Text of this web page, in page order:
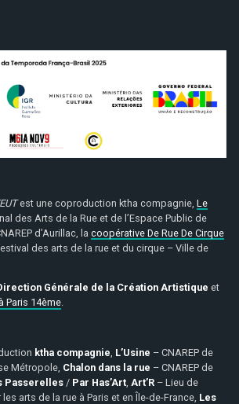
est une coproduction ktha compagnie, Le
des Arts de la Rue et de l’Espace Public de
d’Aurillac, la coopérative De Rue De Cirque
des arts de la rue et du cirque – Ville de
Générale de la Création Artistique et
Paris 14ème.
ktha compagnie L’Usine – CNAREP de
Métropole, Chalon dans la rue – CNAREP de
Passerelles / Par Has’Art Art’R – Lieu de
arts de la rue à Paris et en Île-de-France, Les